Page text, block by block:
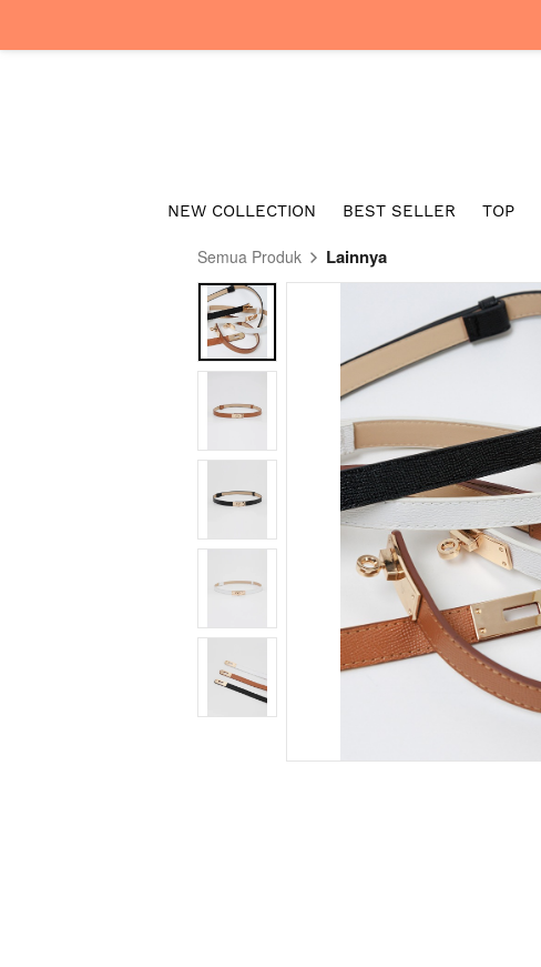
NEW COLLECTION BEST SELLER TOP
Semua Produk Lainnya